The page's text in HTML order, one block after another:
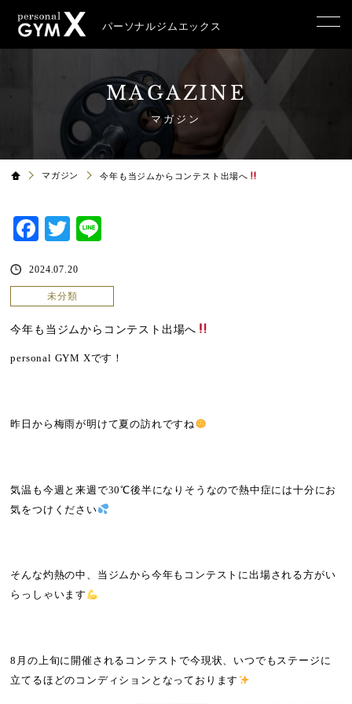
パーソナルジムエックス
MAGAZINE
マガジン
マガジン 今年も当ジムからコンテスト出場へ
Facebook
Twitter
2024.07.20
未分類
今年も当ジムからコンテスト出場へ
personal GYM Xです！
昨日から梅雨が明けて夏の訪れですね
気温も今週と来週で30℃後半になりそうなので熱中症には十分にお
気をつけください
そんな灼熱の中、当ジムから今年もコンテストに出場される方がい
らっしゃいます
8月の上旬に開催されるコンテストで今現状、いつでもステージに
立てるほどのコンディションとなっております